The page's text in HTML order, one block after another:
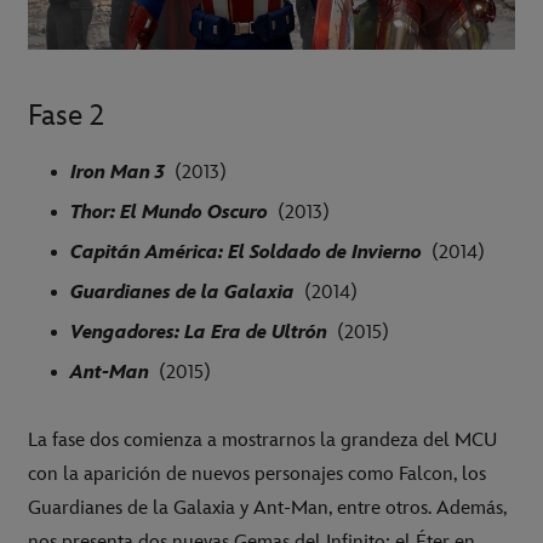
Fase 2
Iron Man 3 (2013)
Thor: El Mundo Oscuro (2013)
Capitán América: El Soldado de Invierno (2014)
Guardianes de la Galaxia (2014)
Vengadores: La Era de Ultrón (2015)
Ant-Man (2015)
La fase dos comienza a mostrarnos la grandeza del MCU
con la aparición de nuevos personajes como Falcon, los
Guardianes de la Galaxia y Ant-Man, entre otros. Además,